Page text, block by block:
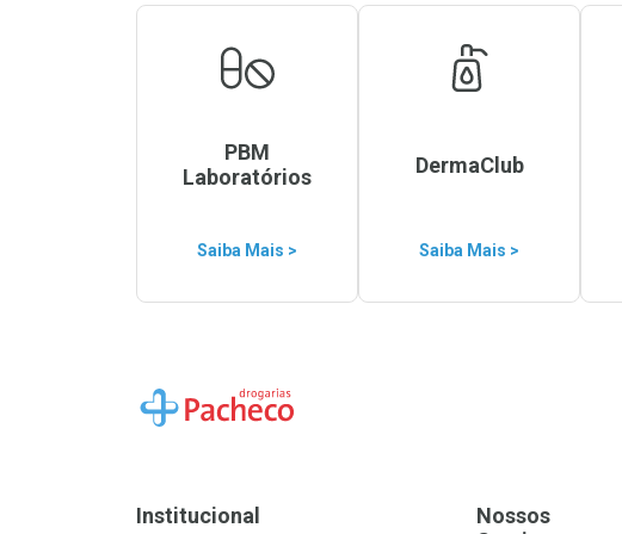
PBM
Laboratórios
Saiba Mais >
DermaClub
Saiba Mais >
Ir para a Home
Institucional
Nossos